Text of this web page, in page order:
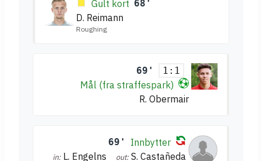
Gult kort 68'
D. Reimann
Roughing
69' 1:1
Mål (fra straffespark)
R. Obermair
69' Innbytter
in: L. Engelns out: S. Castañeda